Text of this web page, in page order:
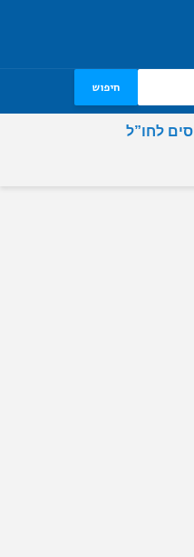
חיפוש
סים לחו”ל